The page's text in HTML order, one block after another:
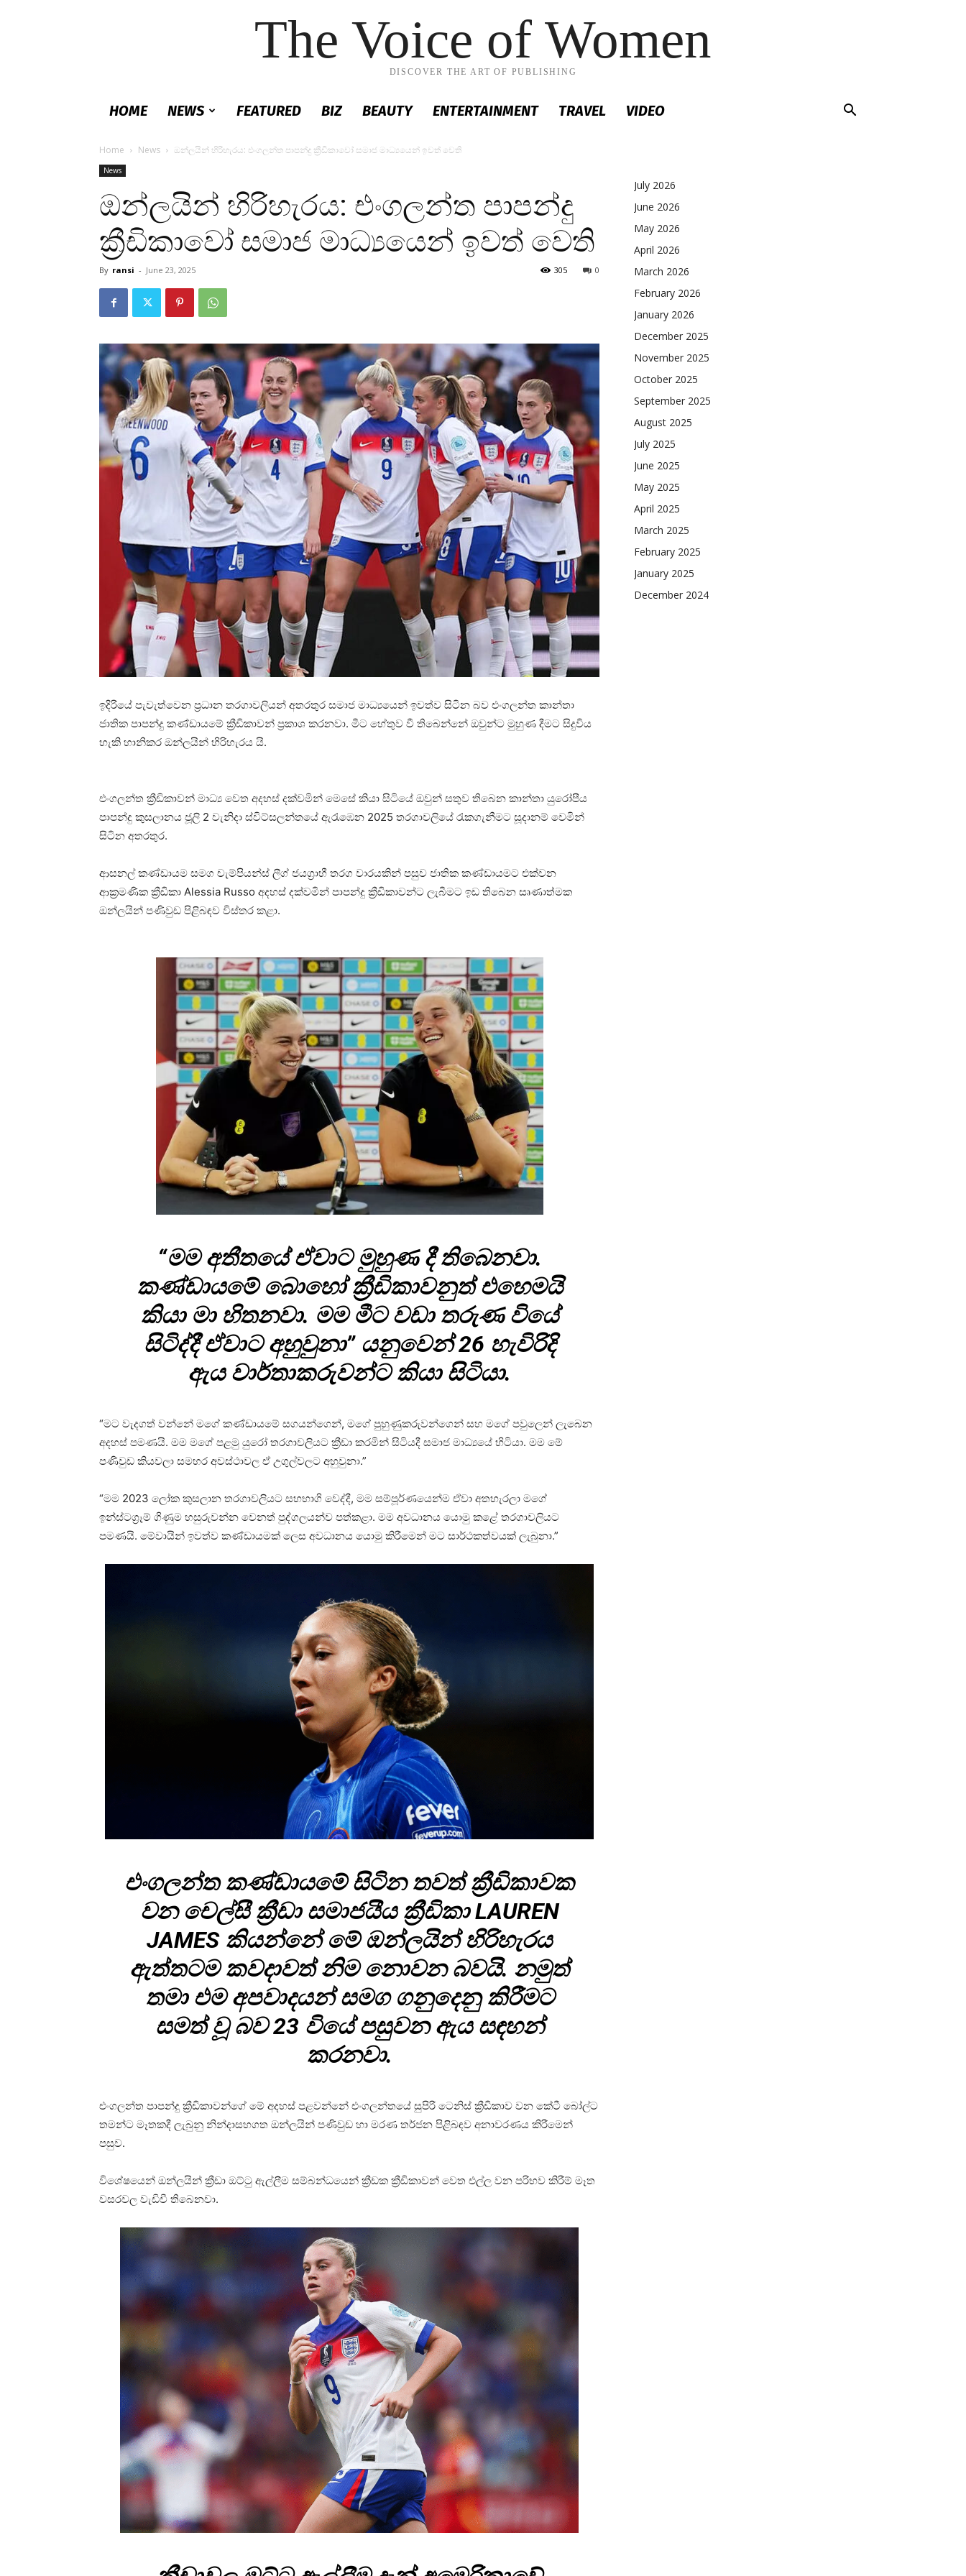
The Voice of Women
DISCOVER THE ART OF PUBLISHING
HOME NEWS FEATURED BIZ BEAUTY ENTERTAINMENT TRAVEL VIDEO
Home News ඔන්ලයින් හිරිහැරය: එංගලන්ත පාපන්දු ක්‍රීඩිකාවෝ සමාජ මාධ්‍යයෙන් ඉවත් වෙති
News
ඔන්ලයින් හිරිහැරය: එංගලන්ත පාපන්දු
ක්‍රීඩිකාවෝ සමාජ මාධ්‍යයෙන් ඉවත් වෙති
By ransi - June 23, 2025 0
305
ඉදිරියේ පැවැත්වෙන ප්‍රධාන තරගාවලියන් අතරතුර සමාජ මාධ්‍යයෙන් ඉවත්ව සිටින බව එංගලන්ත කාන්තා
ජාතික පාපන්දු කණ්ඩායමේ ක්‍රීඩිකාවන් ප්‍රකාශ කරනවා. මීට හේතුව වී තිබෙන්නේ ඔවුන්ට මුහුණ දීමට සිදුවිය
හැකි හානිකර ඔන්ලයින් හිරිහැරය යි.
එංගලන්ත ක්‍රීඩිකාවන් මාධ්‍ය වෙත අදහස් දක්වමින් මෙසේ කියා සිටියේ ඔවුන් සතුව තිබෙන කාන්තා යුරෝපීය
පාපන්දු කුසලානය ජූලි 2 වැනිදා ස්විට්සලන්තයේ ඇරැඹෙන 2025 තරගාවලියේ රැකගැනීමට සූදානම් වෙමින්
සිටින අතරතුර.
ආසනල් කණ්ඩායම සමග චැම්පියන්ස් ලීග් ජයග්‍රාහී තරග වාරයකින් පසුව ජාතික කණ්ඩායමට එක්වන
ආක්‍රමණික ක්‍රීඩිකා Alessia Russo අදහස් දක්වමින් පාපන්දු ක්‍රීඩිකාවන්ට ලැබීමට ඉඩ තිබෙන සෘණාත්මක
ඔන්ලයින් පණිවුඩ පිළිබඳව විස්තර කළා.
“මම අතීතයේ ඒවාට මුහුණ දී තිබෙනවා.
කණ්ඩායමේ බොහෝ ක්‍රීඩිකාවනුත් එහෙමයි
කියා මා හිතනවා. මම මීට වඩා තරුණ වියේ
සිටිද්දී ඒවාට අහුවුනා” යනුවෙන් 26 හැවිරිදි
ඇය වාර්තාකරුවන්ට කියා සිටියා.
“මට වැදගත් වන්නේ මගේ කණ්ඩායමේ සගයන්ගෙන්, මගේ පුහුණුකරුවන්ගෙන් සහ මගේ පවුලෙන් ලැබෙන
අදහස් පමණයි. මම මගේ පළමු යුරෝ තරගාවලියට ක්‍රීඩා කරමින් සිටියදී සමාජ මාධ්‍යයේ හිටියා. මම මේ
පණිවුඩ කියවලා සමහර අවස්ථාවල ඒ උගුල්වලට අහුවුනා.”
“මම 2023 ලෝක කුසලාන තරගාවලියට සහභාගි වෙද්දී, මම සම්පූර්ණයෙන්ම ඒවා අතහැරලා මගේ
ඉන්ස්ටග්‍රෑම් ගිණුම හසුරුවන්න වෙනත් පුද්ගලයන්ව පත්කළා. මම අවධානය යොමු කළේ තරගාවලියට
පමණයි. මේවායින් ඉවත්ව කණ්ඩායමක් ලෙස අවධානය යොමු කිරීමෙන් මට සාර්ථකත්වයක් ලැබුනා.”
එංගලන්ත කණ්ඩායමේ සිටින තවත් ක්‍රීඩිකාවක
වන චෙල්සී ක්‍රීඩා සමාජයීය ක්‍රීඩිකා LAUREN
JAMES කියන්නේ මේ ඔන්ලයින් හිරිහැරය
ඇත්තටම කවදාවත් නිම නොවන බවයි. නමුත්
තමා එම අපවාදයන් සමග ගනුදෙනු කිරීමට
සමත් වූ බව 23 වියේ පසුවන ඇය සඳහන්
කරනවා.
එංගලන්ත පාපන්දු ක්‍රීඩිකාවන්ගේ මේ අදහස් පළවන්නේ එංගලන්තයේ සුපිරි ටෙනිස් ක්‍රීඩිකාව වන කේටී බෝල්ට
තමන්ට මෑතකදී ලැබුනු නින්දාසහගත ඔන්ලයින් පණිවුඩ හා මරණ තර්ජන පිළිබඳව අනාවරණය කිරීමෙන්
පසුව.
විශේෂයෙන් ඔන්ලයින් ක්‍රීඩා ඔට්ටු ඇල්ලීම සම්බන්ධයෙන් ක්‍රීඩක ක්‍රීඩිකාවන් වෙත එල්ල වන පරිභව කිරීම් මෑත
වසරවල වැඩිවී තිබෙනවා.
July 2026
June 2026
May 2026
April 2026
March 2026
February 2026
January 2026
December 2025
November 2025
October 2025
September 2025
August 2025
July 2025
June 2025
May 2025
April 2025
March 2025
February 2025
January 2025
December 2024